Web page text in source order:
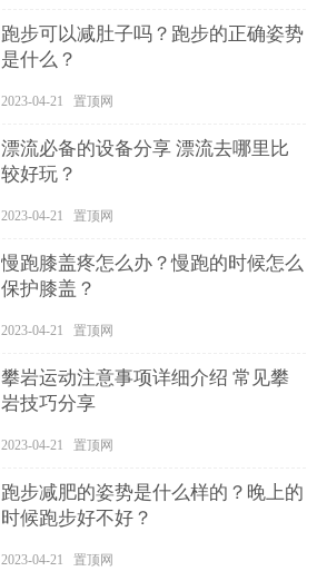
跑步可以减肚子吗？跑步的正确姿势
是什么？
2023-04-21 置顶网
漂流必备的设备分享 漂流去哪里比
较好玩？
2023-04-21 置顶网
慢跑膝盖疼怎么办？慢跑的时候怎么
保护膝盖？
2023-04-21 置顶网
攀岩运动注意事项详细介绍 常见攀
岩技巧分享
2023-04-21 置顶网
跑步减肥的姿势是什么样的？晚上的
时候跑步好不好？
2023-04-21 置顶网